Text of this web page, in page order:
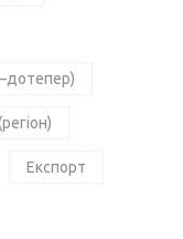
Експорт